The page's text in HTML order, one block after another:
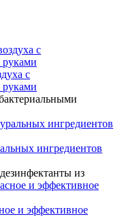
с
ингредиентов
из
и эффективное